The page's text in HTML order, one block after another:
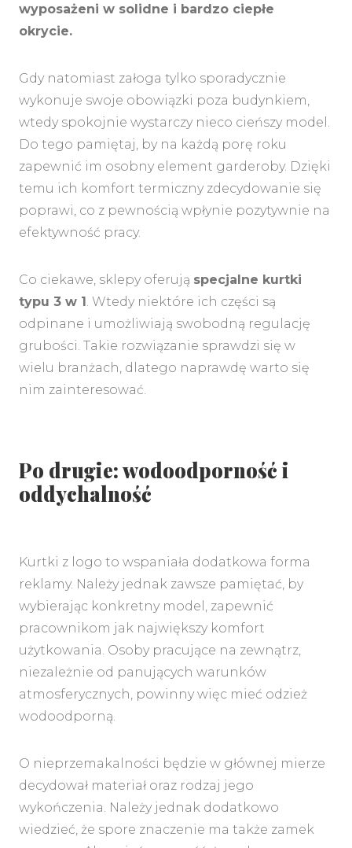
wyposażeni w solidne i bardzo ciepłe
okrycie.
Gdy natomiast załoga tylko sporadycznie
wykonuje swoje obowiązki poza budynkiem,
wtedy spokojnie wystarczy nieco cieńszy model.
Do tego pamiętaj, by na każdą porę roku
zapewnić im osobny element garderoby. Dzięki
temu ich komfort termiczny zdecydowanie się
poprawi, co z pewnością wpłynie pozytywnie na
efektywność pracy.
Co ciekawe, sklepy oferują specjalne kurtki
typu 3 w 1 . Wtedy niektóre ich części są
odpinane i umożliwiają swobodną regulację
grubości. Takie rozwiązanie sprawdzi się w
wielu branżach, dlatego naprawdę warto się
nim zainteresować.
Po drugie: wodoodporność i
oddychalność
Kurtki z logo to wspaniała dodatkowa forma
reklamy. Należy jednak zawsze pamiętać, by
wybierając konkretny model, zapewnić
pracownikom jak największy komfort
użytkowania. Osoby pracujące na zewnątrz,
niezależnie od panujących warunków
atmosferycznych, powinny więc mieć odzież
wodoodporną.
O nieprzemakalności będzie w głównej mierze
decydował materiał oraz rodzaj jego
wykończenia. Należy jednak dodatkowo
wiedzieć, że spore znaczenie ma także zamek
MENU